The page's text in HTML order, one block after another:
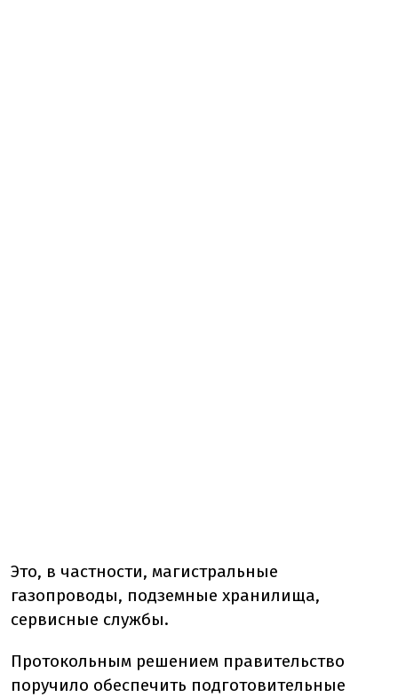
Это, в частности, магистральные
газопроводы, подземные хранилища,
сервисные службы.
Протокольным решением правительство
поручило обеспечить подготовительные